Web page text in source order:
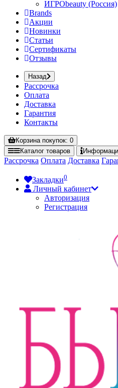
ИГРОbeauty (Россия)
Brands
Акции
Новинки
Статьи
Сертификаты
Отзывы
Назад
Рассрочка
Оплата
Доставка
Гарантия
Контакты
Корзинапокупок: 0
Каталог товаров
Рассрочка Оплата Доставка
Закладки0
Личный кабинет
Авторизация
Регистрация